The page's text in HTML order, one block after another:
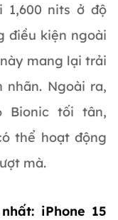
1,600 nits ở độ
điều kiện ngoài
mang lại trải
Ngoài ra,
Bionic tối tân,
thể hoạt động
mà.
iPhone 15